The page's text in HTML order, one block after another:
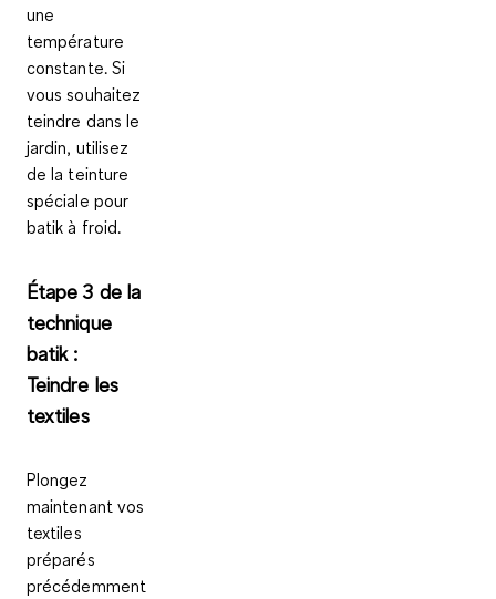
une
température
constante. Si
vous souhaitez
teindre dans le
jardin, utilisez
de la teinture
spéciale pour
batik à froid.
Étape 3 de la
technique
batik :
Teindre les
textiles
Plongez
maintenant vos
textiles
préparés
précédemment